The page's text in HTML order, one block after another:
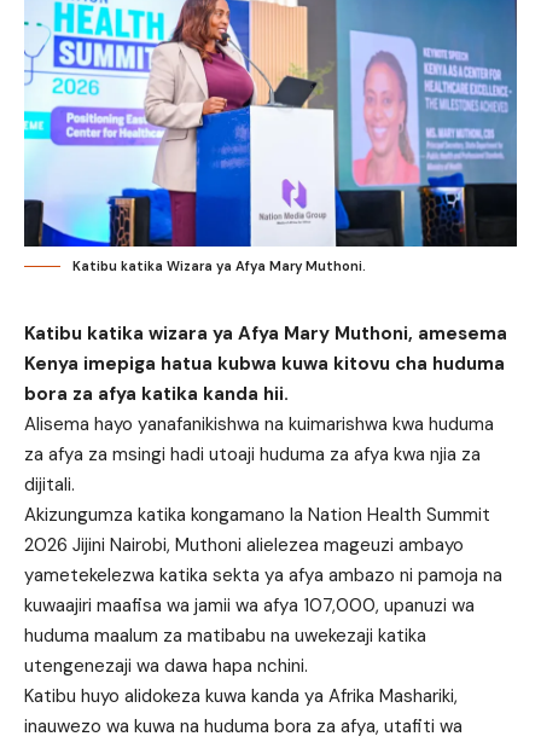
Katibu katika Wizara ya Afya Mary Muthoni.
Katibu katika wizara ya Afya Mary Muthoni, amesema
Kenya imepiga hatua kubwa kuwa kitovu cha huduma
bora za afya katika kanda hii.
Alisema hayo yanafanikishwa na kuimarishwa kwa huduma
za afya za msingi hadi utoaji huduma za afya kwa njia za
dijitali.
Akizungumza katika kongamano la Nation Health Summit
2026 Jijini Nairobi, Muthoni alielezea mageuzi ambayo
yametekelezwa katika sekta ya afya ambazo ni pamoja na
kuwaajiri maafisa wa jamii wa afya 107,000, upanuzi wa
huduma maalum za matibabu na uwekezaji katika
utengenezaji wa dawa hapa nchini.
Katibu huyo alidokeza kuwa kanda ya Afrika Mashariki,
inauwezo wa kuwa na huduma bora za afya, utafiti wa